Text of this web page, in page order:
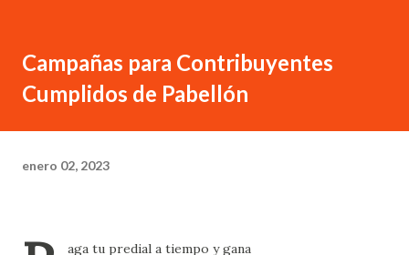
Campañas para Contribuyentes
Cumplidos de Pabellón
enero 02, 2023
aga tu predial a tiempo y gana